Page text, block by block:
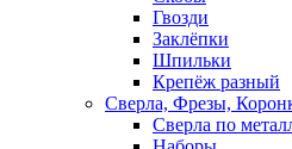
Гвозди
Заклёпки
Шпильки
Крепёж разный
Сверла, Фрезы,
Сверла по